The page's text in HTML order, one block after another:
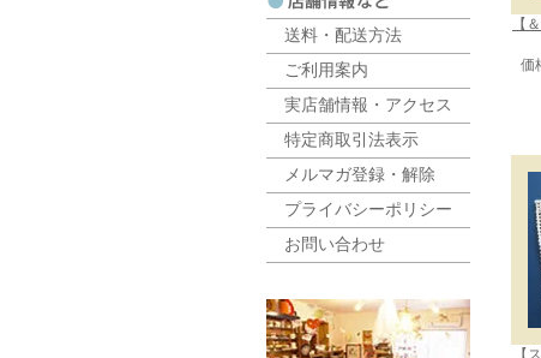
【
価
【
送料・配送方法
ご利用案内
実店舗情報・アクセス
特定商取引法表示
メルマガ登録・解除
プライバシーポリシー
お問い合わせ